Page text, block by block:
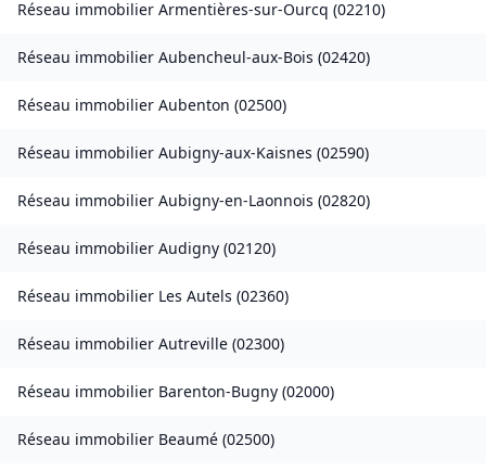
Réseau immobilier Armentières-sur-Ourcq (02210)
Réseau immobilier Aubencheul-aux-Bois (02420)
Réseau immobilier Aubenton (02500)
Réseau immobilier Aubigny-aux-Kaisnes (02590)
Réseau immobilier Aubigny-en-Laonnois (02820)
Réseau immobilier Audigny (02120)
Réseau immobilier Les Autels (02360)
Réseau immobilier Autreville (02300)
Réseau immobilier Barenton-Bugny (02000)
Réseau immobilier Beaumé (02500)